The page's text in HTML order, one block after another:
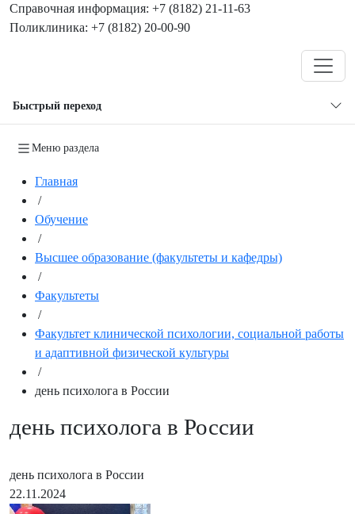
Справочная информация: +7 (8182) 21-11-63
Поликлиника: +7 (8182) 20-00-90
Быстрый переход
Меню раздела
Главная
/
Обучение
/
Высшее образование (факультеты и кафедры)
/
Факультеты
/
Факультет клинической психологии, социальной работы
и адаптивной физической культуры
/
день психолога в России
день психолога в России
день психолога в России
22.11.2024